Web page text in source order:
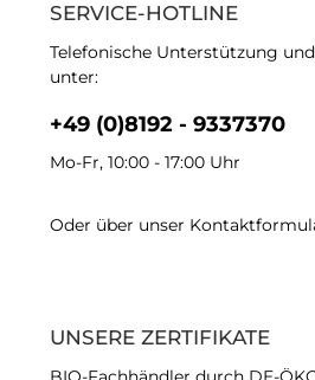
SERVICE-HOTLINE
Telefonische Unterstützung
unter:
+49 (0)8192 - 9337370
Mo-Fr, 10:00 - 17:00 Uhr
Oder über unser
UNSERE ZERTIFIKATE